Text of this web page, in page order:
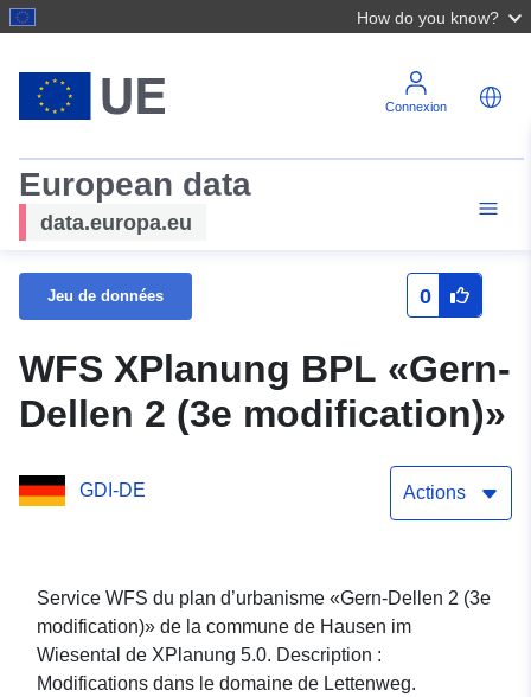
How do you know?
Connexion
European data
data.europa.eu
Jeu de données 0
WFS XPlanung BPL «Gern-
Dellen 2 (3e modification)»
GDI-DE Actions
Service WFS du plan d’urbanisme «Gern-Dellen 2 (3e
modification)» de la commune de Hausen im
Wiesental de XPlanung 5.0. Description :
Modifications dans le domaine de Lettenweg.